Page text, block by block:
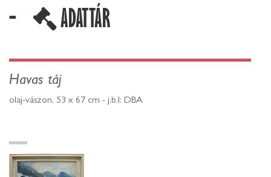
-
ADATTÁR
Havas táj
olaj-vászon, 53 x 67 cm - j.b.l: DBA